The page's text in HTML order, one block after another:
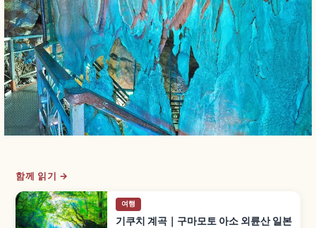
함께 읽기 →
여행
기쿠치 계곡｜구마모토 아소 외륜산 일본